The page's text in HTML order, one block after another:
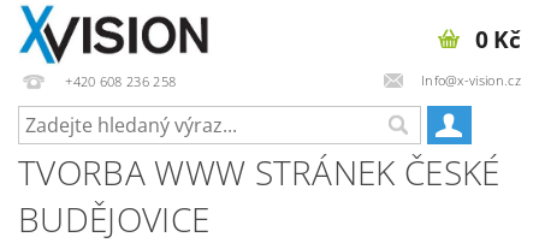
+420 608 236 258 Info@x-vision.cz
0 Kč
TVORBA WWW STRÁNEK ČESKÉ
BUDĚJOVICE